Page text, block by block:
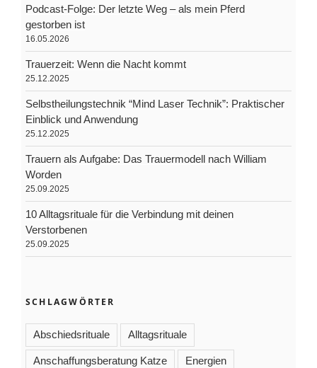
Podcast-Folge: Der letzte Weg – als mein Pferd
gestorben ist
16.05.2026
Trauerzeit: Wenn die Nacht kommt
25.12.2025
Selbstheilungstechnik “Mind Laser Technik”: Praktischer
Einblick und Anwendung
25.12.2025
Trauern als Aufgabe: Das Trauermodell nach William
Worden
25.09.2025
10 Alltagsrituale für die Verbindung mit deinen
Verstorbenen
25.09.2025
SCHLAGWÖRTER
Abschiedsrituale Alltagsrituale
Anschaffungsberatung Katze Energien